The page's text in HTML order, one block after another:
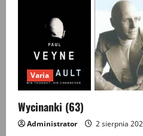
Varia
Wycinanki (63)
Administrator 2 sierpnia